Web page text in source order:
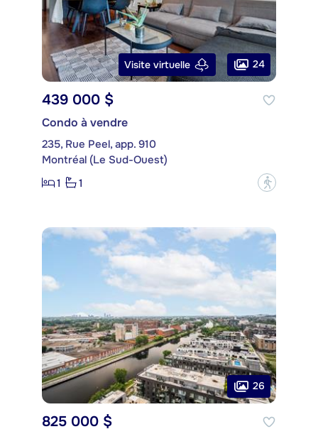
Visite virtuelle 24
439 000 $
Condo à vendre
235, Rue Peel, app. 910
Montréal (Le Sud-Ouest)
1
1 ?
26
825 000 $